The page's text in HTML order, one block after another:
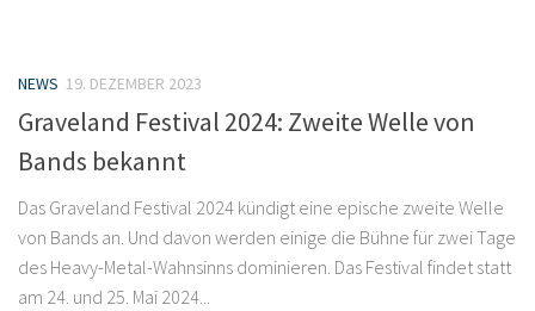
NEWS 19. DEZEMBER 2023
Graveland Festival 2024: Zweite Welle von
Bands bekannt
Das Graveland Festival 2024 kündigt eine epische zweite Welle
von Bands an. Und davon werden einige die Bühne für zwei Tage
des Heavy-Metal-Wahnsinns dominieren. Das Festival findet statt
am 24. und 25. Mai 2024...